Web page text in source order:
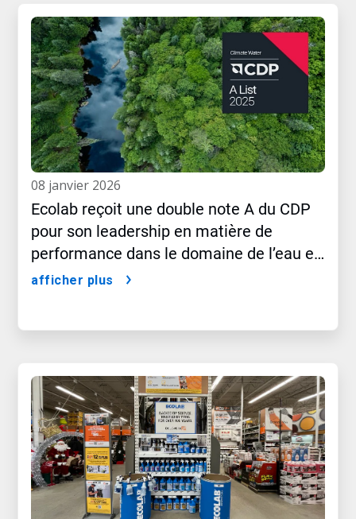
08 janvier 2026
Ecolab reçoit une double note A du CDP
pour son leadership en matière de
performance dans le domaine de l’eau et
du climat
afficher plus